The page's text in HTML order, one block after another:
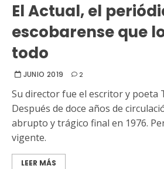
El Actual, el
escobarense que
todo
JUNIO 2019 2
Su director fue el escritor y poeta
Después de doce años de
abrupto y trágico final en 1976.
vigente.
LEER MÁS